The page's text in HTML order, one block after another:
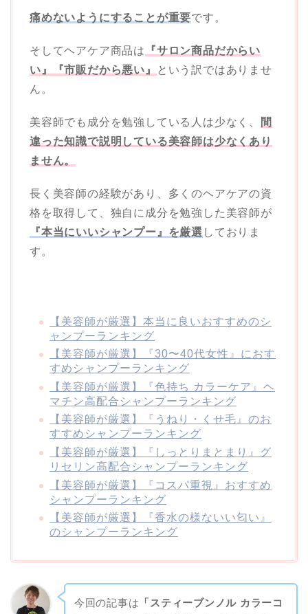
痛めないようにすることが重要です。
そしてヘアケア商品は
『サロン商品だからい
い』『市販だから悪い』
という訳ではありませ
ん。
美容師でも成分を勉強している人は少なく、
間
違った知識で説明している美容師は少なくあり
ません。
長く美容師の経験があり、多くのヘアケアの資
格を取得して、独自に成分を勉強した美容師が
『本当にいいシャンプー』を厳選 しておりま
す。
【美容師が厳選】本当に良いおすすめのシ
ャンプーランキング
【美容師が厳選】『30〜40代女性』におす
すめシャンプーランキング
【美容師が厳選】『色持ち カラーケア』ヘ
マチン高配合シャンプーランキング
【美容師が厳選】『うねり・くせ毛』のお
すすめシャンプーランキング
【美容師が厳選】『しっとりまとまり』グ
リセリン高配合シャンプーランキング
【美容師が厳選】『コスパ重視』おすすめ
シャンプーランキング
【美容師が厳選】『香水の様ないい匂い』
のシャンプーランキング
今回の記事は 「スティーブンノル カラーコ